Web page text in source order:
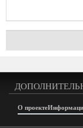
О проекте